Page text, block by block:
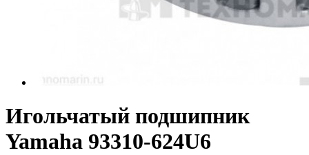
Игольчатый подшипник
Yamaha 93310-624U6